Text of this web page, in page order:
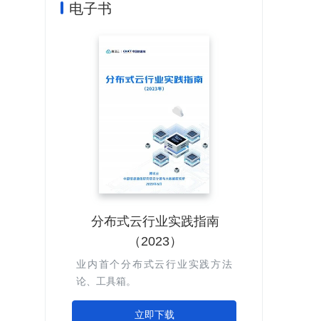
电子书
分布式云行业实践指南
（2023）
业内首个分布式云行业实践方法
论、工具箱。
立即下载